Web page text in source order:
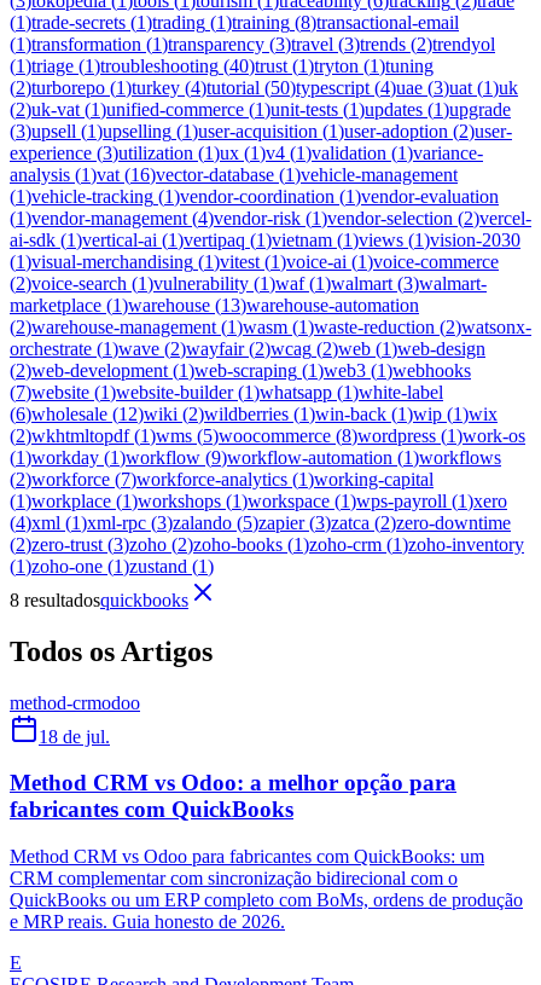
(1)trade-secrets (1)trading (1)training (8)transactional-email
(1)transformation (1)transparency (3)travel (3)trends (2)trendyol
(1)triage (1)troubleshooting (40)trust (1)tryton (1)tuning
(2)turborepo (1)turkey (4)tutorial (50)typescript (4)uae (3)uat (1)uk
(2)uk-vat (1)unified-commerce (1)unit-tests (1)updates (1)upgrade
(3)upsell (1)upselling (1)user-acquisition (1)user-adoption (2)user-
experience (3)utilization (1)ux (1)v4 (1)validation (1)variance-
analysis (1)vat (16)vector-database (1)vehicle-management
(1)vehicle-tracking (1)vendor-coordination (1)vendor-evaluation
(1)vendor-management (4)vendor-risk (1)vendor-selection (2)vercel-
ai-sdk (1)vertical-ai (1)vertipaq (1)vietnam (1)views (1)vision-2030
(1)visual-merchandising (1)vitest (1)voice-ai (1)voice-commerce
(2)voice-search (1)vulnerability (1)waf(1)walmart (3)walmart-
marketplace (1)warehouse (13)warehouse-automation
(2)warehouse-management (1)wasm (1)waste-reduction (2)watsonx-
orchestrate (1)wave (2)wayfair(2)wcag (2)web (1)web-design
(2)web-development (1)web-scraping (1)web3 (1)webhooks
(7)website (1)website-builder(1)whatsapp (1)white-label
(6)wholesale (12)wiki (2)wildberries (1)win-back (1)wip (1)wix
(2)wkhtmltopdf(1)wms (5)woocommerce (8)wordpress (1)work-os
(1)workday (1)workflow (9)workflow-automation (1)workflows
(2)workforce (7)workforce-analytics (1)working-capital
(1)workplace (1)workshops (1)workspace (1)wps-payroll (1)xero
(4)xml (1)xml-rpc (3)zalando (5)zapier(3)zatca (2)zero-downtime
(2)zero-trust (3)zoho (2)zoho-books (1)zoho-crm (1)zoho-inventory
(1)zoho-one (1)zustand (1)
8 resultadosquickbooks
Todos os Artigos
method-crmodoo
18 de jul.
Method CRM vs Odoo: a melhor opção para
fabricantes com QuickBooks
Method CRM vs Odoo para fabricantes com QuickBooks: um
CRM complementar com sincronização bidirecional com o
QuickBooks ou um ERP completo com BoMs, ordens de produção
e MRP reais. Guia honesto de 2026.
E